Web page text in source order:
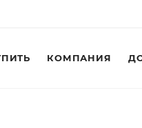
КОМПАНИЯ